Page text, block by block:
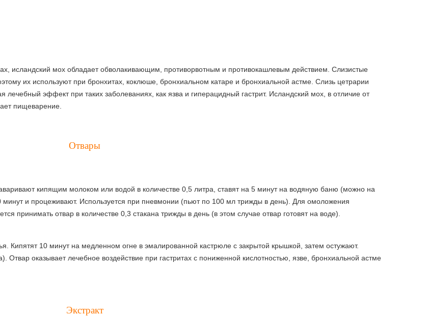
исландский мох обладает обволакивающим, противорвотным и противокашлевым действием. Слизистые
их используют при бронхитах, коклюше, бронхиальном катаре и бронхиальной астме. Слизь цетрарии
эффект при таких заболеваниях, как язва и гиперацидный гастрит. Исландский мох, в отличие от
пищеварение.
Отвары
кипящим молоком или водой в количестве 0,5 литра, ставят на 5 минут на водяную баню (можно на
минут и процеживают. Используется при пневмонии (пьют по 100 мл трижды в день). Для омоложения
принимать отвар в количестве 0,3 стакана трижды в день (в этом случае отвар готовят на воде).
Кипятят 10 минут на медленном огне в эмалированной кастрюле с закрытой крышкой, затем остужают.
оказывает лечебное воздействие при гастритах с пониженной кислотностью, язве, бронхиальной астме
Экстракт